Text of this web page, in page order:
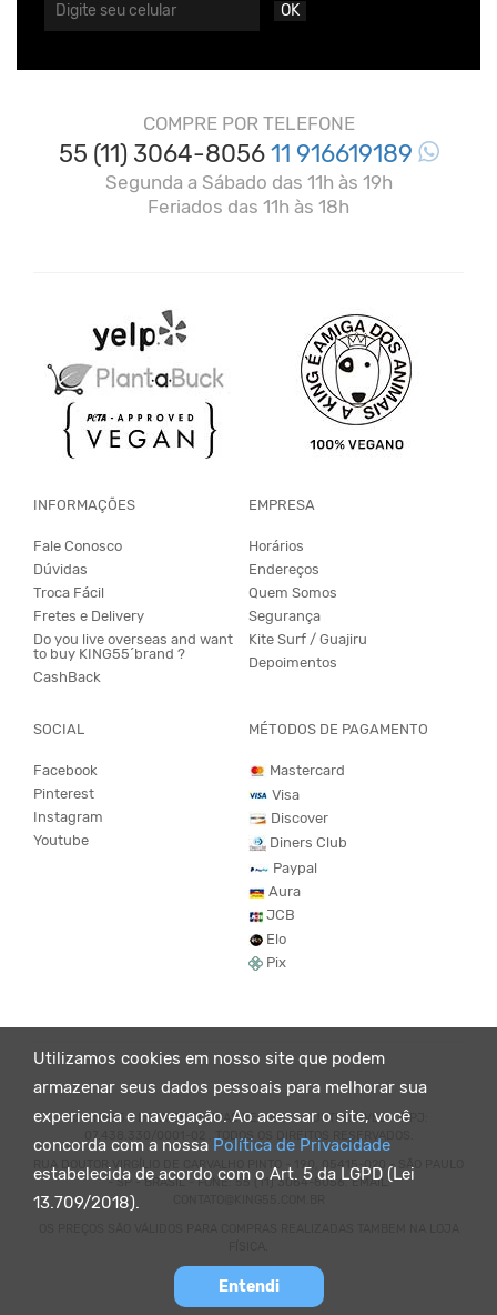
Utilizamos cookies em nosso site que podem
armazenar seus dados pessoais para melhorar sua
experiencia e navegação. Ao acessar o site, você
concorda com a nossa Política de Privacidade
estabelecida de acordo com o Art. 5 da LGPD (Lei
13.709/2018).
Entendi
OK
COMPRE POR TELEFONE
55 (11) 3064-805611 916619189
Segunda a Sábado das 11h às 19h
Feriados das 11h às 18h
INFORMAÇÕES
Fale Conosco
Dúvidas
Troca Fácil
Fretes e Delivery
Do you live overseas and want
to buy KING55´brand ?
CashBack
EMPRESA
Horários
Endereços
Quem Somos
Segurança
Kite Surf / Guajiru
Depoimentos
SOCIAL
Facebook
Pinterest
Instagram
Youtube
MÉTODOS DE PAGAMENTO
Mastercard
Visa
Discover
Diners Club
Paypal
Aura
JCB
Elo
Pix
© KING55 - LOJA DE ROUPAS VEGANO E SUSTENTÁVEL. CNPJ:
07.438.330/0001-02 . TODOS OS DIREITOS RESERVADOS.
RUA DOUTOR VIRGÍLIO DE CARVALHO PINTO - 190, 05415-020 - SÃO PAULO
- SP - BRASIL - FONE: 55 (11) 3064-8056. EMAIL:
Powered by